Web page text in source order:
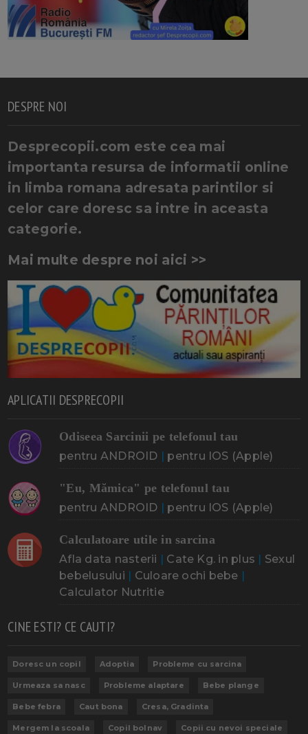
DESPRE NOI
Desprecopii.com este cea mai
importanta resursa de informatii online
in limba romana adresata parintilor si
celor care doresc sa intre in aceasta
categorie.
Mai multe despre noi aici >>
APLICATII DESPRECOPII
Odiseea Sarcinii pe telefonul tau
pentru ANDROID | pentru IOS (Apple)
"Eu, Mămica" pe telefonul tau
pentru ANDROID | pentru IOS (Apple)
Calculatoare utile in sarcina
Afla data nasterii | Cate Kg. in plus | Sexul
bebelusului | Culoare ochi bebe |
Calculator Nutritie
CINE ESTI? CE CAUTI?
Doresc un copil Adoptia Probleme cu sarcina
Urmeaza sa nasc Probleme alaptare Bebe plange
Bebe febra Caut bona Cresa, Gradinta
Mergem la scoala Copil bolnav Copii cu nevoi speciale